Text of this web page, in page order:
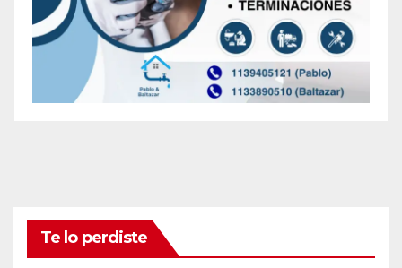
Te lo perdiste